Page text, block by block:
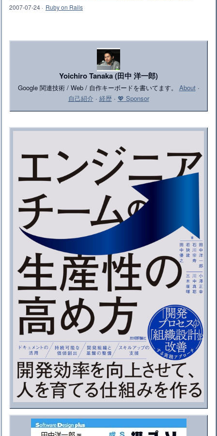
2007-07-24 · Ruby on Rails
Yoichiro Tanaka (田中 洋一郎)
Google 関連技術 / Web / 自作キーボードを書いてます。 About·
自己紹介 · 経歴· 💖 Sponsor